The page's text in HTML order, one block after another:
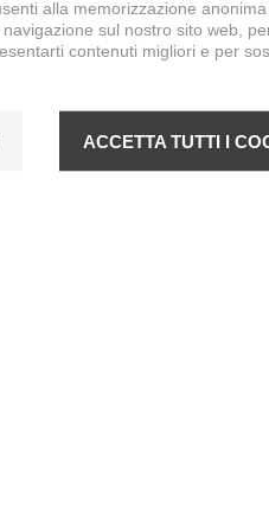
alla memorizzazione
sul nostro sito web,
contenuti migliori e per
ACCETTA TUTTI I